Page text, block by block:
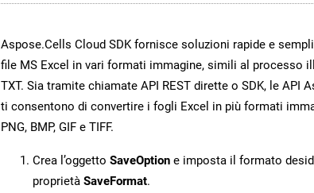
Aspose.Cells Cloud SDK fornisce soluzioni rapide e
file MS Excel in vari formati immagine, simili al processo
TXT. Sia tramite chiamate API REST dirette o SDK, le API
ti consentono di convertire i fogli Excel in più formati
PNG, BMP, GIF e TIFF.
Crea l’oggetto SaveOption e imposta il formato
proprietà SaveFormat.